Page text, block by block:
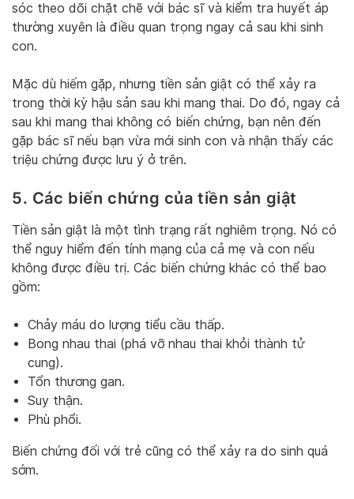
sóc theo dõi chặt chẽ với bác sĩ và kiểm tra huyết áp
thường xuyên là điều quan trọng ngay cả sau khi sinh
con.
Mặc dù hiếm gặp, nhưng tiền sản giật có thể xảy ra
trong thời kỳ hậu sản sau khi mang thai. Do đó, ngay cả
sau khi mang thai không có biến chứng, bạn nên đến
gặp bác sĩ nếu bạn vừa mới sinh con và nhận thấy các
triệu chứng được lưu ý ở trên.
5. Các biến chứng của tiền sản giật
Tiền sản giật là một tình trạng rất nghiêm trọng. Nó có
thể nguy hiểm đến tính mạng của cả mẹ và con nếu
không được điều trị. Các biến chứng khác có thể bao
gồm:
Chảy máu do lượng tiểu cầu thấp.
Bong nhau thai (phá vỡ nhau thai khỏi thành tử
cung).
Tổn thương gan.
Suy thận.
Phù phổi.
Biến chứng đối với trẻ cũng có thể xảy ra do sinh quá
sớm.